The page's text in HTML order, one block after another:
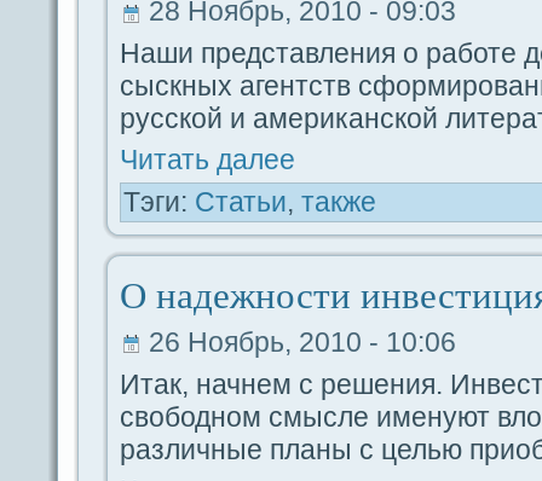
28 Ноябрь, 2010 - 09:03
Наши представления о paботе
сыскных агентств
русской и американской
Читать дaлее
Тэги: Статьи, также
О надeжности
26 Ноябрь, 2010 - 10:06
Итак, начнем с решения.
свободном смысле именуют
paзличные планы с целью